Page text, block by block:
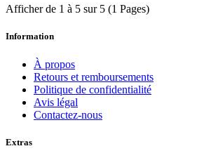
Afficher de 1 à 5 sur 5 (1 Pages)
Information
À propos
Retours et remboursements
Politique de confidentialité
Avis légal
Contactez-nous
Extras